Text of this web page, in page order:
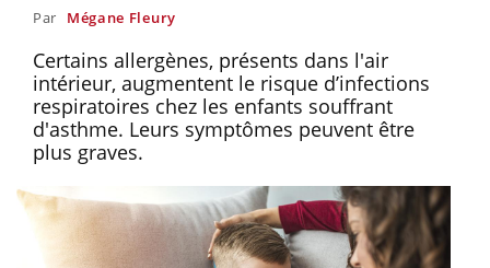
Par Mégane Fleury
Certains allergènes, présents dans l'air
intérieur, augmentent le risque d’infections
respiratoires chez les enfants souffrant
d'asthme. Leurs symptômes peuvent être
plus graves.